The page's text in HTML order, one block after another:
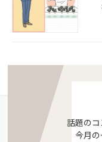
話題の
今月の